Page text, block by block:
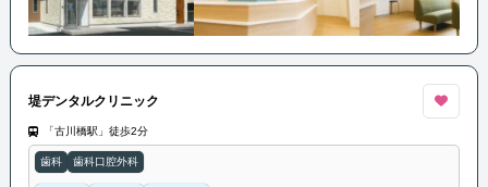
堤デンタルクリニック
「古川橋駅」徒歩2分
歯科 歯科口腔外科